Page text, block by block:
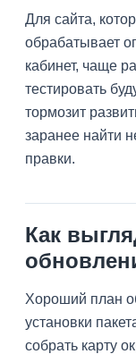
Для сайта,
обрабатывает
кабинет, чаще
тестировать
тормозит
заранее найти
правки.
Как
Хороший план
установки
собрать карту